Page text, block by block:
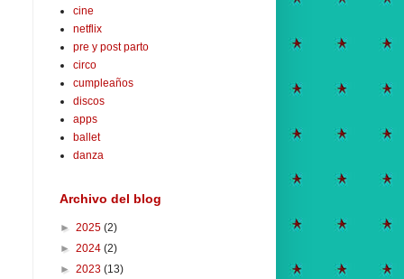
cine
netflix
pre y post parto
circo
cumpleaños
discos
apps
ballet
danza
Archivo del blog
► 2025 (2)
► 2024 (2)
► 2023 (13)